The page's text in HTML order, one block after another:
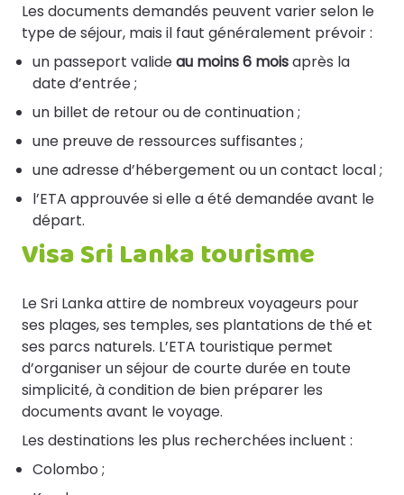
Les documents demandés peuvent varier selon le
type de séjour, mais il faut généralement prévoir :
un passeport valideau moins 6 moisaprès la
date d’entrée ;
un billet de retour ou de continuation ;
une preuve de ressources suffisantes ;
une adresse d’hébergement ou un contact local ;
l’ETA approuvée si elle a été demandée avant le
départ.
Visa Sri Lanka tourisme
Le Sri Lanka attire de nombreux voyageurs pour
ses plages, ses temples, ses plantations de thé et
ses parcs naturels. L’ETA touristique permet
d’organiser un séjour de courte durée en toute
simplicité, à condition de bien préparer les
documents avant le voyage.
Les destinations les plus recherchées incluent :
Colombo ;